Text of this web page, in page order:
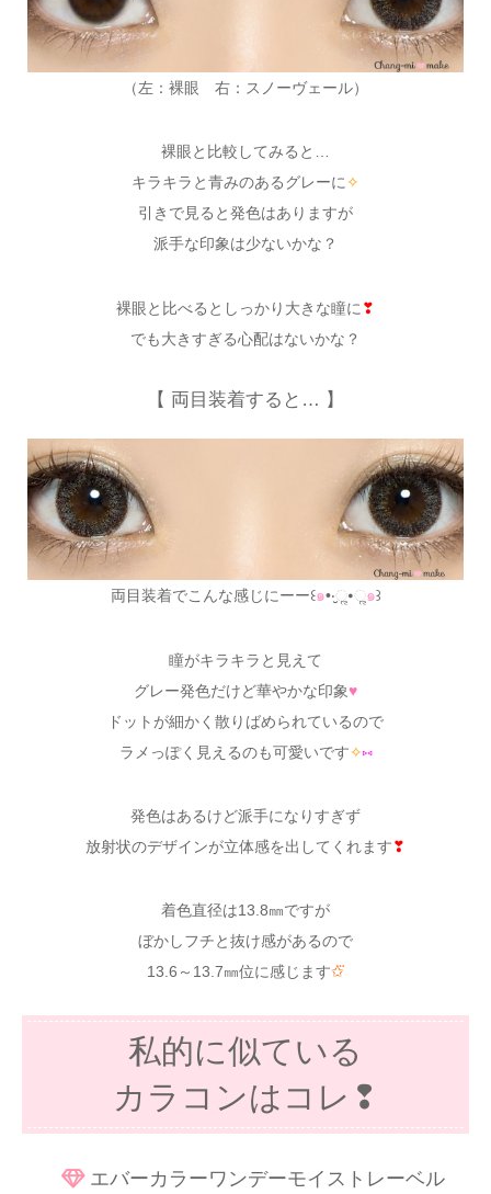
（左：裸眼 右：スノーヴェール）
裸眼と比較してみると…
キラキラと青みのあるグレーに✧
引きで見ると発色はありますが
派手な印象は少ないかな？
裸眼と比べるとしっかり大きな瞳に ❣
でも大きすぎる心配はないかな？
【 両目装着すると… 】
両目装着でこんな感じにーー꒰๑•‧̮ૣ•ૣ๑꒱
瞳がキラキラと見えて
グレー発色だけど華やかな印象♥
ドットが細かく散りばめられているので
ラメっぽく見えるのも可愛いです✧⑅
発色はあるけど派手になりすぎず
放射状のデザインが立体感を出してくれます❣
着色直径は13.8㎜ですが
ぼかしフチと抜け感があるので
13.6～13.7㎜位に感じます✩⃛
私的に似ている
カラコンはコレ❢
エバーカラーワンデーモイストレーベル